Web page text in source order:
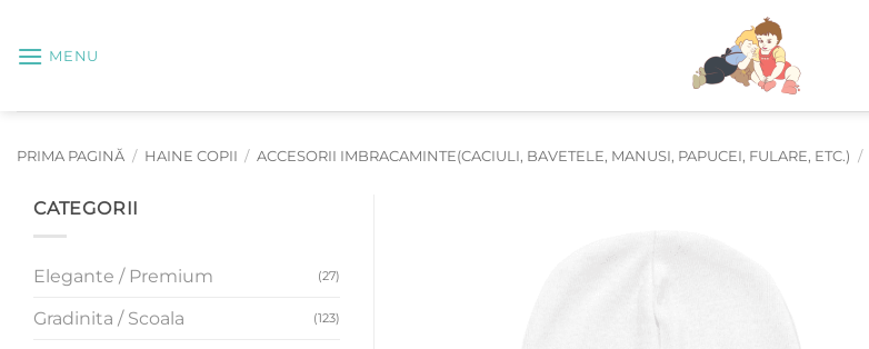
content
MENU
PRIMA PAGINĂ / HAINE COPII / ACCESORII IMBRACAMINTE(CACIULI, BAVETELE, MANUSI, PAPUCEI, FULARE, ETC.) /
CATEGORII
Elegante / Premium (27)
Gradinita / Scoala (123)